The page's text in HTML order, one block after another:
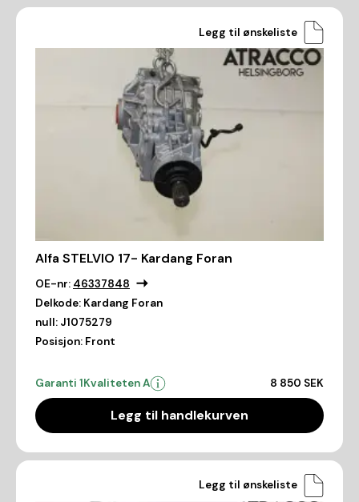
Legg til ønskeliste
Alfa STELVIO 17- Kardang Foran
OE-nr: 46337848
Delkode: Kardang Foran
null: J1075279
Posisjon: Front
Garanti 1Kvaliteten A 8 850 SEK
Legg til handlekurven
Legg til ønskeliste